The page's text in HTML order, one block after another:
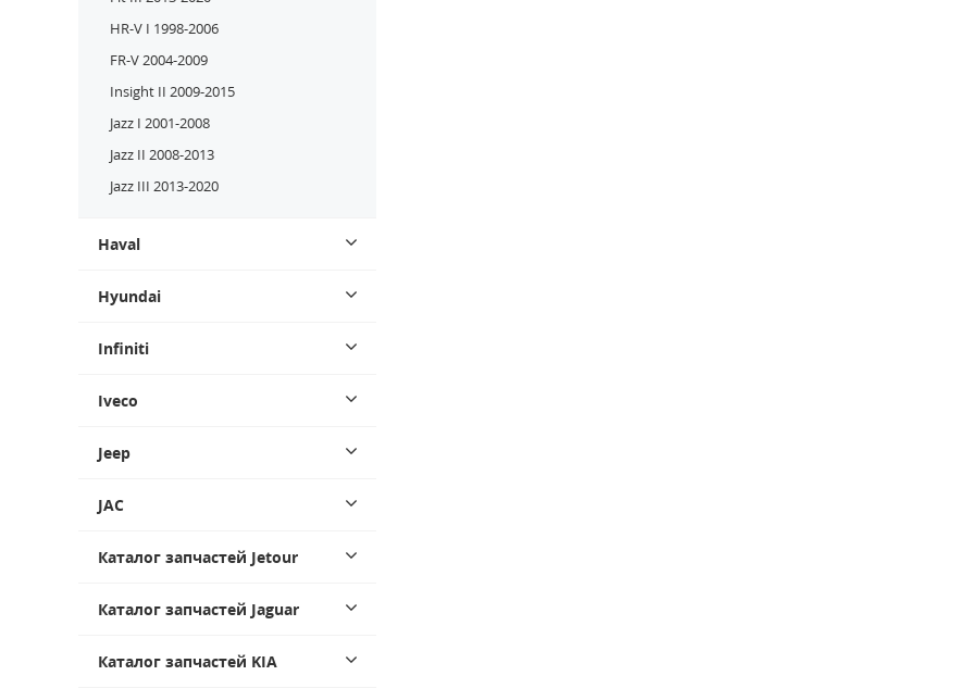
HR-V I 1998-2006
FR-V 2004-2009
Insight II 2009-2015
Jazz I 2001-2008
Jazz II 2008-2013
Jazz III 2013-2020
Haval
Hyundai
Infiniti
Iveco
Jeep
JAC
Каталог запчастей Jetour
Каталог запчастей Jaguar
Каталог запчастей KIA